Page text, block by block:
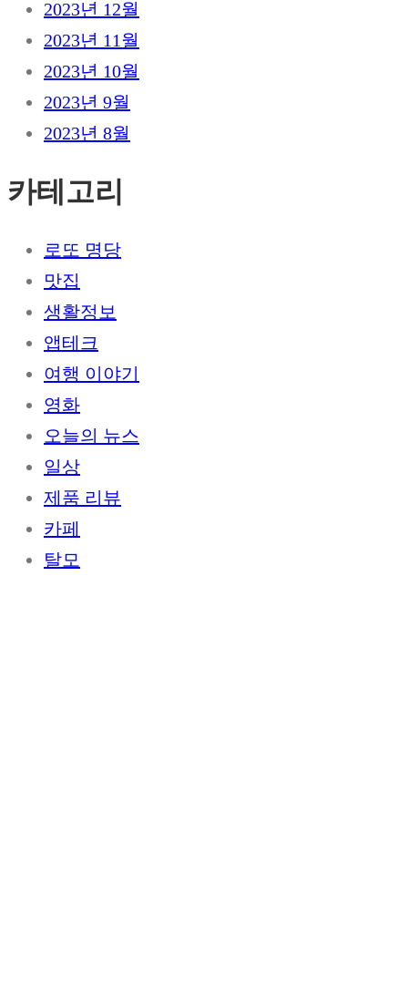
2023년 12월
2023년 11월
2023년 10월
2023년 9월
2023년 8월
카테고리
로또 명당
맛집
생활정보
앱테크
여행 이야기
영화
오늘의 뉴스
일상
제품 리뷰
카페
탈모